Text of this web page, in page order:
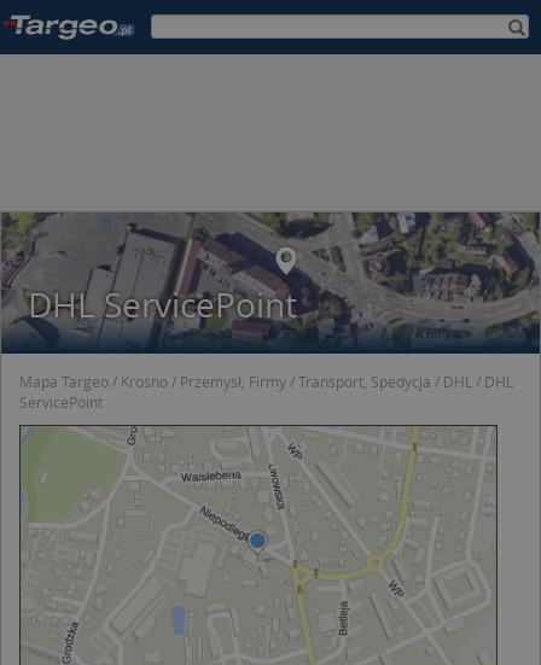
DHL ServicePoint
Mapa Targeo Krosno Przemysł, Firmy Transport, Spedycja DHL
DHL
ServicePoint